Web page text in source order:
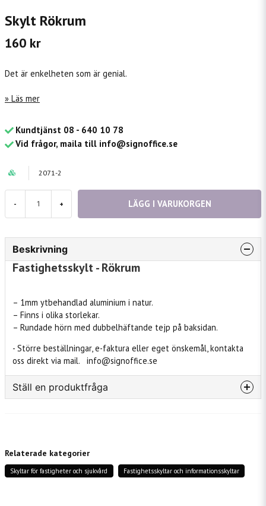
Skylt Rökrum
160 kr
Det är enkelheten som är genial.
Läs mer
Kundtjänst 08 - 640 10 78
Vid frågor, maila till info@signoffice.se
2071-2
- + LÄGG I VARUKORGEN
Beskrivning
Fastighetsskylt - Rökrum
– 1mm ytbehandlad aluminium i natur.
– Finns i olika storlekar.
– Rundade hörn med dubbelhäftande tejp på baksidan.
- Större beställningar, e-faktura eller eget önskemål, kontakta
oss direkt via mail. info@signoffice.se
Ställ en produktfråga
name
Relaterade kategorier
Skyltar för fastigheter och sjukvård Fastighetsskyltar och informationsskyltar